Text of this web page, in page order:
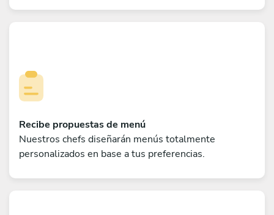
Recibe propuestas de menú
Nuestros chefs diseñarán menús totalmente
personalizados en base a tus preferencias.